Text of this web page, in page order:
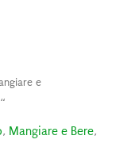
e
, Mangiare e Bere,